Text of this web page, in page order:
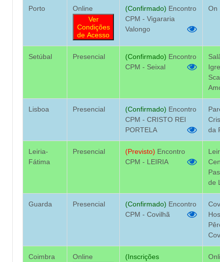
Porto
Online
Ver
Condições
de Acesso
(Confirmado) Encontro
CPM - Vigararia
Valongo
On
Setúbal Presencial (Confirmado) Encontro
CPM - Seixal
Lisboa Presencial (Confirmado) Encontro
CPM - CRISTO REI
PORTELA
da
Leiria-
Fátima
Presencial (Previsto) Encontro
CPM - LEIRIA
de
Guarda Presencial (Confirmado) Encontro
CPM - Covilhã
Coimbra
Online
(Inscrições